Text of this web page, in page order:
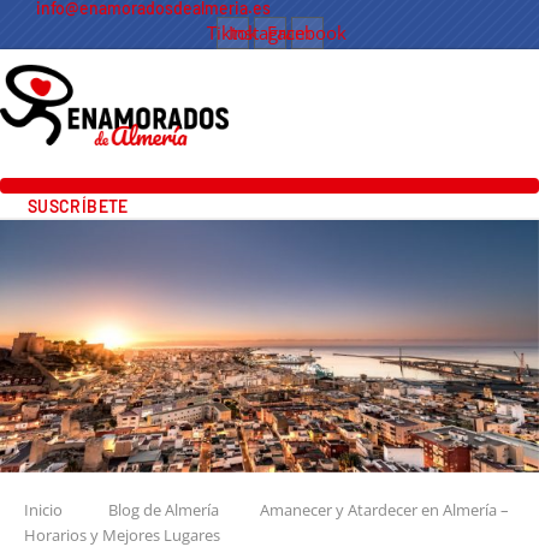
info@enamoradosdealmeria.es
Tiktok
Instagram
Facebook
SUSCRÍBETE
Inicio Blog de Almería
Amanecer y Atardecer en Almería –
Horarios y Mejores Lugares